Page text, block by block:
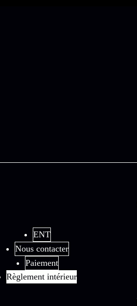
ENT
Nous contacter
Paiement
Règlement intérieur